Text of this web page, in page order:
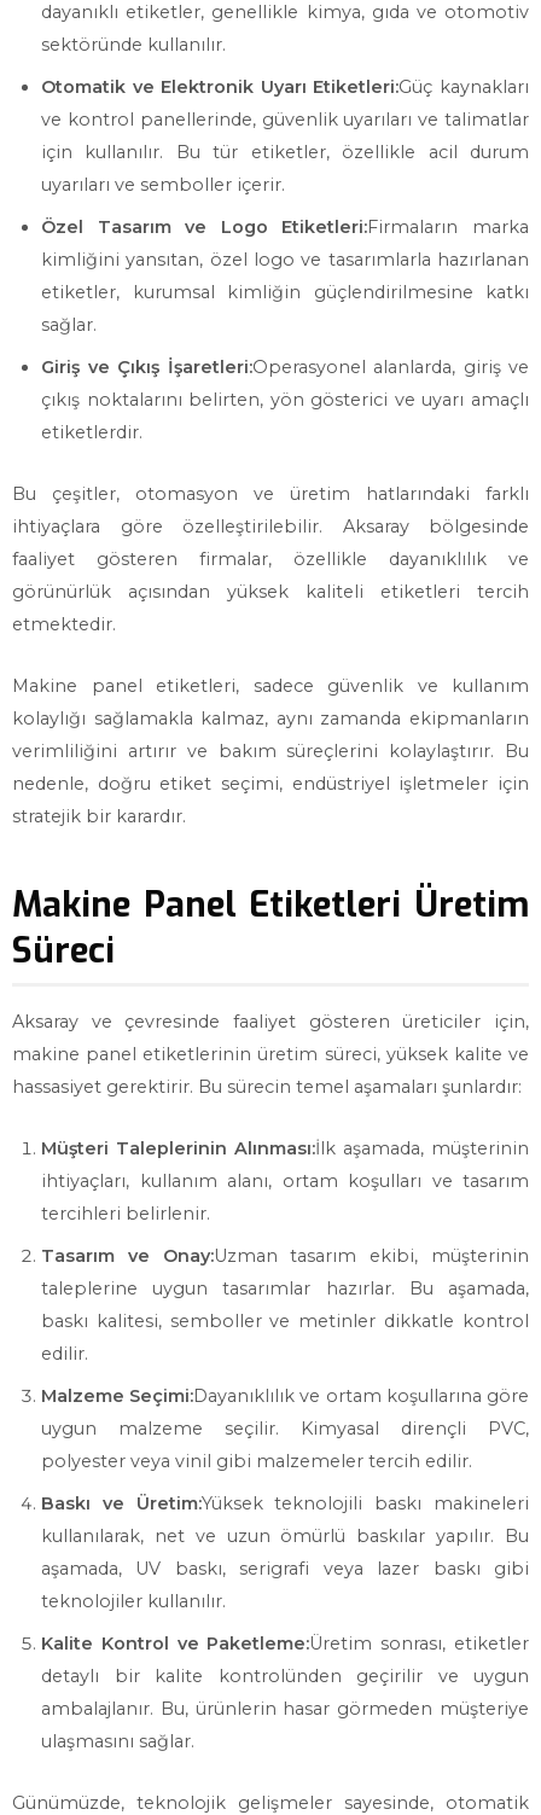
dayanıklı etiketler, genellikle kimya, gıda ve otomotiv
sektöründe kullanılır.
Otomatik ve Elektronik Uyarı Etiketleri:Güç kaynakları
ve kontrol panellerinde, güvenlik uyarıları ve talimatlar
için kullanılır. Bu tür etiketler, özellikle acil durum
uyarıları ve semboller içerir.
Özel Tasarım ve Logo Etiketleri:Firmaların marka
kimliğini yansıtan, özel logo ve tasarımlarla hazırlanan
etiketler, kurumsal kimliğin güçlendirilmesine katkı
sağlar.
Giriş ve Çıkış İşaretleri:Operasyonel alanlarda, giriş ve
çıkış noktalarını belirten, yön gösterici ve uyarı amaçlı
etiketlerdir.
Bu çeşitler, otomasyon ve üretim hatlarındaki farklı
ihtiyaçlara göre özelleştirilebilir. Aksaray bölgesinde
faaliyet gösteren firmalar, özellikle dayanıklılık ve
görünürlük açısından yüksek kaliteli etiketleri tercih
etmektedir.
Makine panel etiketleri, sadece güvenlik ve kullanım
kolaylığı sağlamakla kalmaz, aynı zamanda ekipmanların
verimliliğini artırır ve bakım süreçlerini kolaylaştırır. Bu
nedenle, doğru etiket seçimi, endüstriyel işletmeler için
stratejik bir karardır.
Makine Panel Etiketleri Üretim
Süreci
Aksaray ve çevresinde faaliyet gösteren üreticiler için,
makine panel etiketlerinin üretim süreci, yüksek kalite ve
hassasiyet gerektirir. Bu sürecin temel aşamaları şunlardır:
Müşteri Taleplerinin Alınması:İlk aşamada, müşterinin
ihtiyaçları, kullanım alanı, ortam koşulları ve tasarım
tercihleri belirlenir.
Tasarım ve Onay:Uzman tasarım ekibi, müşterinin
taleplerine uygun tasarımlar hazırlar. Bu aşamada,
baskı kalitesi, semboller ve metinler dikkatle kontrol
edilir.
Malzeme Seçimi:Dayanıklılık ve ortam koşullarına göre
uygun malzeme seçilir. Kimyasal dirençli PVC,
polyester veya vinil gibi malzemeler tercih edilir.
Baskı ve Üretim:Yüksek teknolojili baskı makineleri
kullanılarak, net ve uzun ömürlü baskılar yapılır. Bu
aşamada, UV baskı, serigrafi veya lazer baskı gibi
teknolojiler kullanılır.
Kalite Kontrol ve Paketleme:Üretim sonrası, etiketler
detaylı bir kalite kontrolünden geçirilir ve uygun
ambalajlanır. Bu, ürünlerin hasar görmeden müşteriye
ulaşmasını sağlar.
Günümüzde, teknolojik gelişmeler sayesinde, otomatik